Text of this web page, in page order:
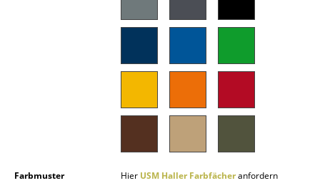
Stehleuchten & Leseleuchten
Outdoor-Leuchten
Akkuleuchten
Farbmuster Hier USM Haller Farbfächeranfordern